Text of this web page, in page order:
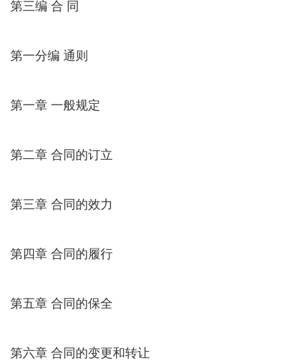
第三编 合 同
第一分编 通则
第一章 一般规定
第二章 合同的订立
第三章 合同的效力
第四章 合同的履行
第五章 合同的保全
第六章 合同的变更和转让